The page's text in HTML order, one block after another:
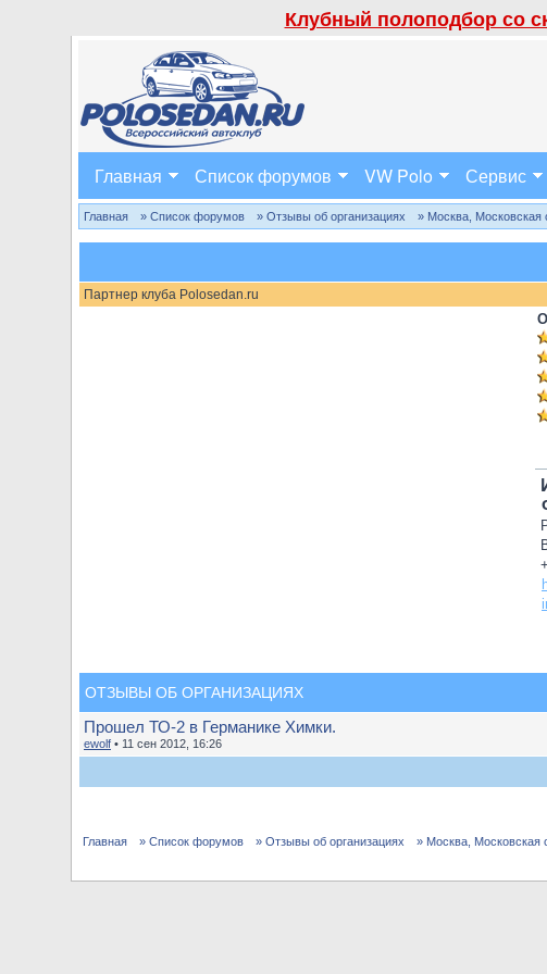
Клубный полоподбор со
Главная Список форумов VW Polo Сервис
Главная » Список форумов » Отзывы об организациях » Москва, Московская
Партнер клуба Polosedan.ru
ОТЗЫВЫ ОБ ОРГАНИЗАЦИЯХ
Прошел ТО-2 в Германике Химки.
ewolf • 11 сен 2012, 16:26
Главная » Список форумов » Отзывы об организациях » Москва, Московская